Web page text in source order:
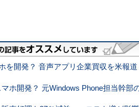
を開発？ 音声アプリ企業買収を米報道
ホ開発？ 元Windows Phone担当幹部